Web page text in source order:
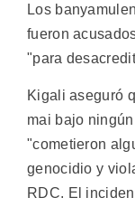
Los
fueron
"para
Kigali aseguró
mai bajo
"cometieron
genocidio y
RDC. El